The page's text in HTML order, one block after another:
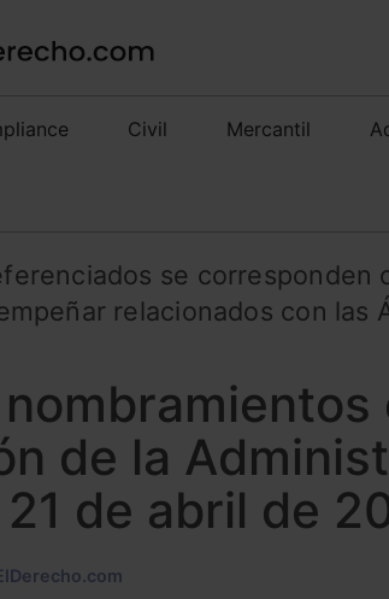
Civil Mercantil
se corresponden
relacionados con las
de la
de abril de